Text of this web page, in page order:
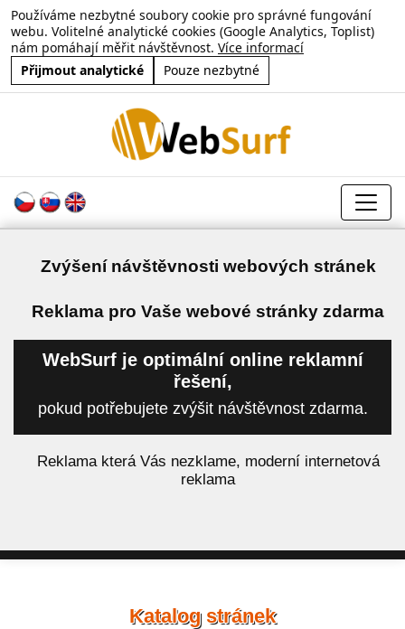
Používáme nezbytné soubory cookie pro správné fungování
webu. Volitelné analytické cookies (Google Analytics, Toplist)
nám pomáhají měřit návštěvnost. Více informací
Přijmout analytické
Pouze nezbytné
Zvýšení návštěvnosti webových stránek
Reklama pro Vaše webové stránky zdarma
WebSurf je optimální online reklamní
řešení,
pokud potřebujete zvýšit návštěvnost zdarma.
Reklama která Vás nezklame, moderní internetová
reklama
Katalog stránek